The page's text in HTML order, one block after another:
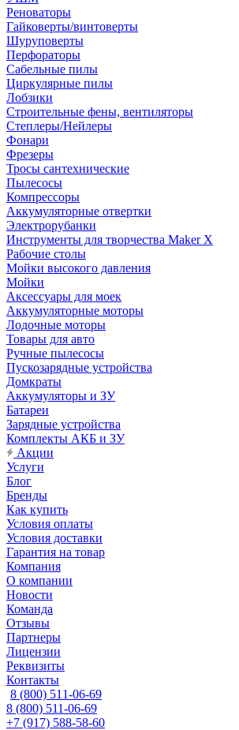
Реноваторы
Гайковерты/винтоверты
Шуруповерты
Перфораторы
Сабельные пилы
Циркулярные пилы
Лобзики
Строительные фены, вентиляторы
Степлеры/Нейлеры
Фонари
Фрезеры
Тросы сантехнические
Пылесосы
Компрессоры
Аккумуляторные отвертки
Электрорубанки
Инструменты для творчества Maker X
Рабочие столы
Мойки высокого давления
Мойки
Аксессуары для моек
Аккумуляторные моторы
Лодочные моторы
Товары для авто
Ручные пылесосы
Пускозарядные устройства
Домкраты
Аккумуляторы и ЗУ
Батареи
Зарядные устройства
Комплекты АКБ и ЗУ
Акции
Услуги
Блог
Бренды
Как купить
Условия оплаты
Условия доставки
Гарантия на товар
Компания
О компании
Новости
Команда
Отзывы
Партнеры
Лицензии
Реквизиты
Контакты
8 (800) 511-06-69
8 (800) 511-06-69
+7 (917) 588-58-60